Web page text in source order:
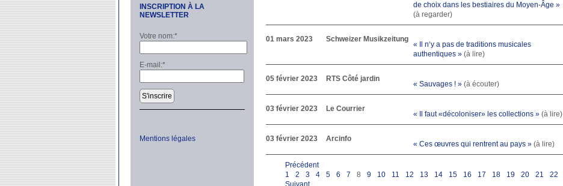
INSCRIPTION À LA
NEWSLETTER
Votre nom:*
E-mail:*
S'inscrire
Mentions légales
de choix dans les bestiaires du Moyen-Âge »
(à regarder)
01 mars 2023 Schweizer Musikzeitung
« Il n‘y a pas de traditions musicales
authentiques » (à lire)
05 février 2023 RTS Côté jardin
« Sauvages ! » (à écouter)
03 février 2023 Le Courrier
« Il faut «décoloniser» les collections » (à lire)
03 février 2023 Arcinfo
« Ces œuvres qui rentrent au pays » (à lire)
Précédent
1
2 3 4 5 6 7 8 9 10 11 12 13 14 15 16 17 18 19 20 21 22
Suivant